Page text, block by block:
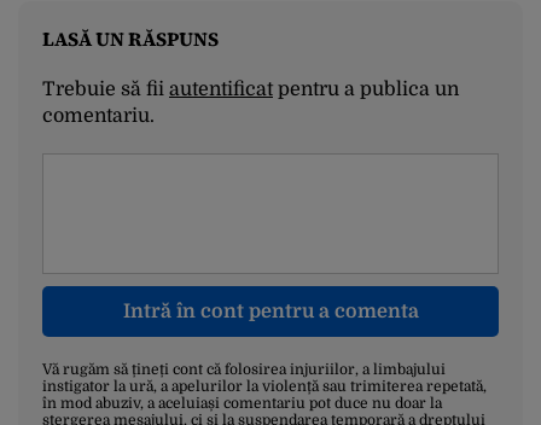
LASĂ UN RĂSPUNS
Trebuie să fii autentificatpentru a publica un
comentariu.
Intră în cont pentru a comenta
Vă rugăm să țineți cont că folosirea injuriilor, a limbajului
instigator la ură, a apelurilor la violență sau trimiterea repetată,
în mod abuziv, a aceluiași comentariu pot duce nu doar la
ștergerea mesajului, ci și la suspendarea temporară a dreptului